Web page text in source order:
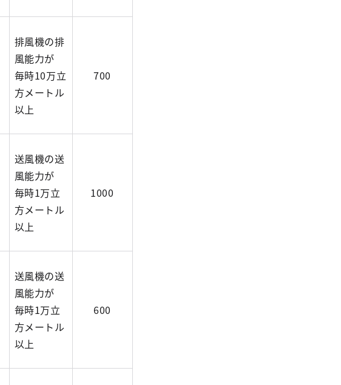
排風機の排
風能力が
毎時10万立
方メートル
以上
700
送風機の送
風能力が
毎時1万立
方メートル
以上
1000
送風機の送
風能力が
毎時1万立
方メートル
以上
600